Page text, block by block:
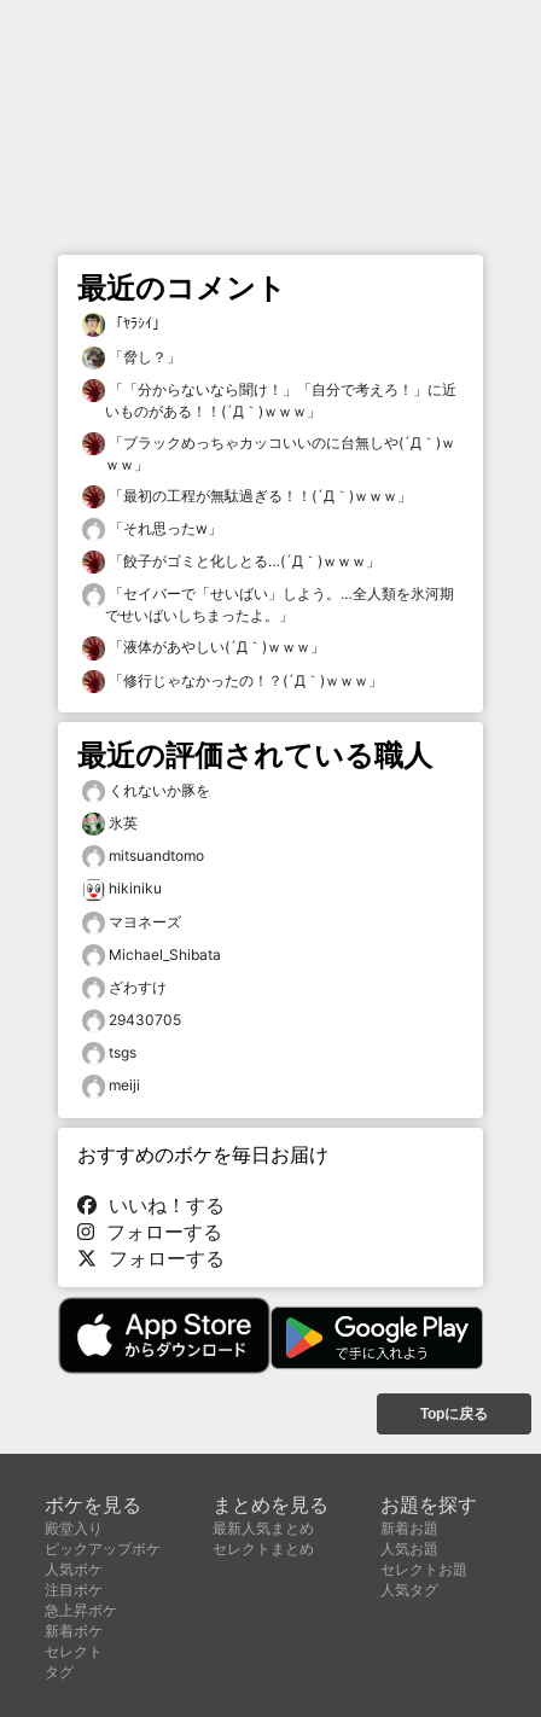
最近のコメント
「ﾔﾗｼｲ 」
「脅し？ 」
「 「分からないなら聞け！」「自分で考えろ！」に近
いものがある！！(´Д｀)ｗｗｗ 」
「ブラックめっちゃカッコいいのに台無しや(´Д｀)ｗ
ｗｗ 」
「最初の工程が無駄過ぎる！！(´Д｀)ｗｗｗ 」
「それ思ったw 」
「餃子がゴミと化しとる…(´Д｀)ｗｗｗ 」
「セイバーで「せいばい」しよう。…全人類を氷河期
でせいばいしちまったよ。
」
「液体があやしい(´Д｀)ｗｗｗ 」
「修行じゃなかったの！？(´Д｀)ｗｗｗ 」
最近の評価されている職人
くれないか豚を
氷英
mitsuandtomo
hikiniku
マヨネーズ
Michael_Shibata
ざわすけ
29430705
tsgs
meiji
おすすめのボケを毎日お届け
いいね！する
フォローする
フォローする
Topに戻る
ボケを見る
殿堂入り
ピックアップボケ
人気ボケ
注目ボケ
急上昇ボケ
新着ボケ
セレクト
タグ
まとめを見る
最新人気まとめ
セレクトまとめ
お題を探す
新着お題
人気お題
セレクトお題
人気タグ